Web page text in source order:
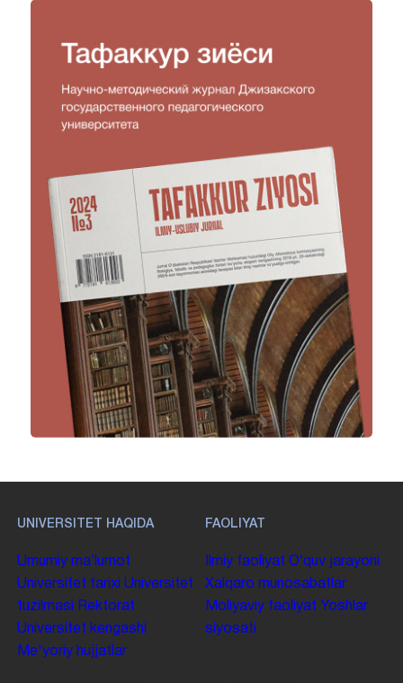
UNIVERSITET HAQIDA
Umumiy maʼlumot
Universitet tarixi Universitet
tuzilmasi
Rektorat
Universitet kengashi
Me'yoriy hujjatlar
FAOLIYAT
Ilmiy faoliyat Oʻquv jarayoni
Xalqaro munosabatlar
Moliyaviy faoliyat Yoshlar
siyosati